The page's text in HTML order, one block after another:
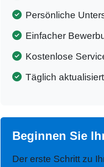
Persönliche
Einfacher
Kostenlose
Täglich
Beginnen Sie
Der erste Schritt zu